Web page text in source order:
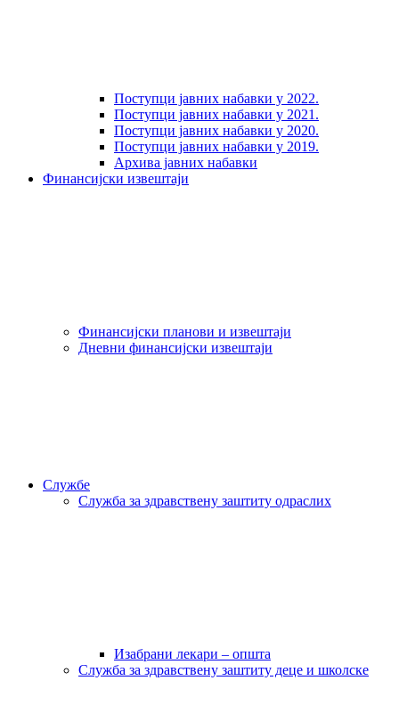
Поступци јавних набавки у 2022.
Поступци јавних набавки у 2021.
Поступци јавних набавки у 2020.
Поступци јавних набавки у 2019.
Архива јавних набавки
Финансијски извештаји
Финансијски планови и извештаји
Дневни финансијски извештаји
Службе
Служба за здравствену заштиту одраслих
Изабрани лекари – општа
Служба за здравствену заштиту деце и школске